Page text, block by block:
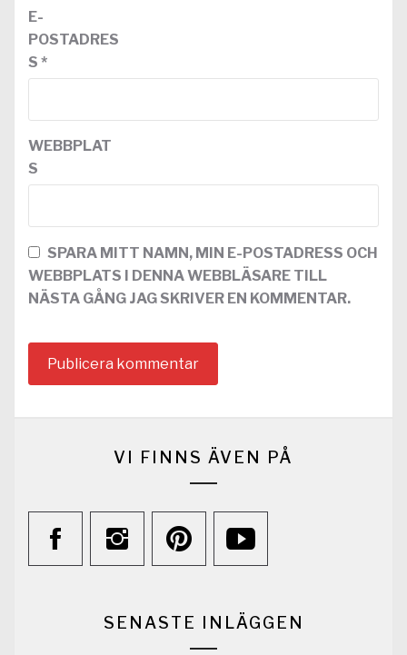
E-
POSTADRES
S *
WEBBPLAT
S
SPARA MITT NAMN, MIN E-POSTADRESS OCH
WEBBPLATS I DENNA WEBBLÄSARE TILL
NÄSTA GÅNG JAG SKRIVER EN KOMMENTAR.
VI FINNS ÄVEN PÅ
SENASTE INLÄGGEN